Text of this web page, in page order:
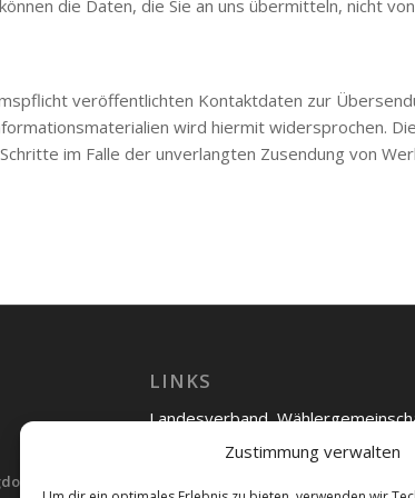
Zustimmung verwalten
die Daten, die Sie an uns übermitteln, nicht
veröffentlichten Kontaktdaten zur
wird hiermit widersprochen.
im Falle der unverlangten Zusendung von
LINKS
Landesverband
UWG Bünde